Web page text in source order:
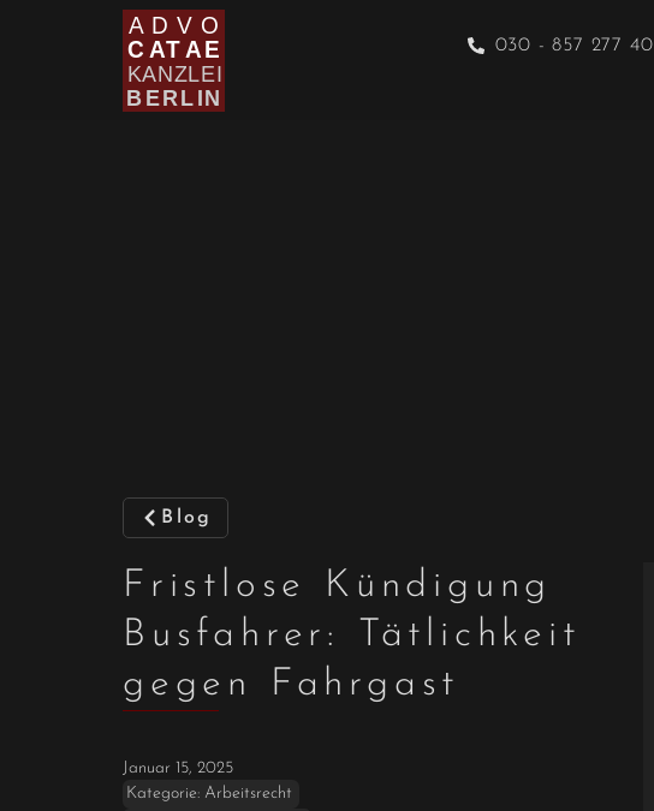
030 - 857 277 40
Blog
Fristlose Kündigung
Busfahrer: Tätlichkeit
gegen Fahrgast
Januar 15, 2025
Kategorie: Arbeitsrecht